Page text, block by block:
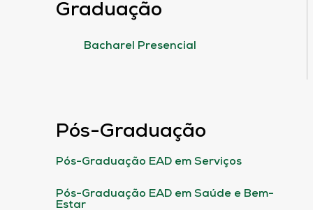
Graduação
Bacharel Presencial
Pós-Graduação
Pós-Graduação EAD em Serviços
Pós-Graduação EAD em Saúde e Bem-
Estar